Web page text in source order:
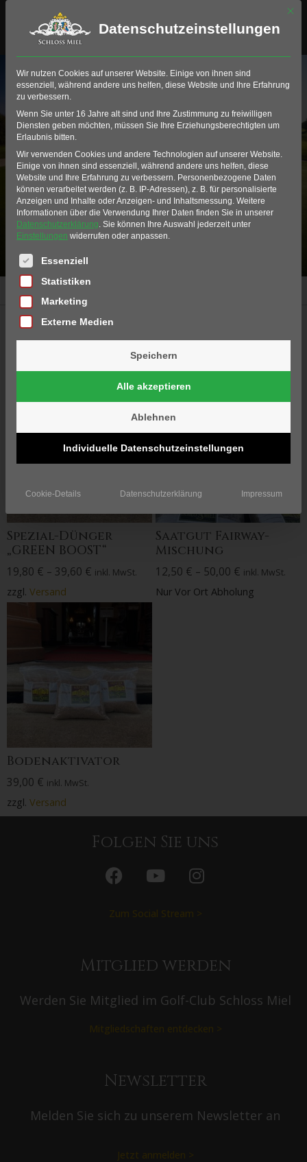
Rasenpflege
Home
Alle 3 Ergebnisse
Spezial-Dünger
„GREEN BOOST“
19,80 € – 39,60 € inkl. MwSt.
zzgl. Versand
Saatgut Fairway-
Mischung
12,50 € – 50,00 € inkl. MwSt.
Nur Vor Ort Abholung
Bodenaktivator
39,00 € inkl. MwSt.
zzgl. Versand
Folgen Sie uns
Zum Social Stream >
Mitglied werden
Werden Sie Mitglied im Golf-Club Schloss Miel
Mitgliedschaften entdecken >
Newsletter
Melden Sie sich zu unserem Newsletter an
Jetzt anmelden >
Mit
Datenschutzeinstellungen
Wir nutzen Cookies auf unserer Website. Einige von ihnen sind
essenziell, während andere uns helfen, diese Website und Ihre Erfahrung
zu verbessern.
Wenn Sie unter 16 Jahre alt sind und Ihre Zustimmung zu freiwilligen
Diensten geben möchten, müssen Sie Ihre Erziehungsberechtigten um
Erlaubnis bitten.
Wir verwenden Cookies und andere Technologien auf unserer Website.
Einige von ihnen sind essenziell, während andere uns helfen, diese
Website und Ihre Erfahrung zu verbessern. Personenbezogene Daten
können verarbeitet werden (z. B. IP-Adressen), z. B. für personalisierte
Anzeigen und Inhalte oder Anzeigen- und Inhaltsmessung. Weitere
Informationen über die Verwendung Ihrer Daten finden Sie in unserer
Datenschutzerklärung. Sie können Ihre Auswahl jederzeit unter
Einstellungen widerrufen oder anpassen.
Es folgt eine Liste der Service-Gruppen, für die eine
Essenziell
Statistiken
Marketing
Externe Medien
Speichern
Alle akzeptieren
Ablehnen
Individuelle Datenschutzeinstellungen
Cookie-Details Datenschutzerklärung Impressum